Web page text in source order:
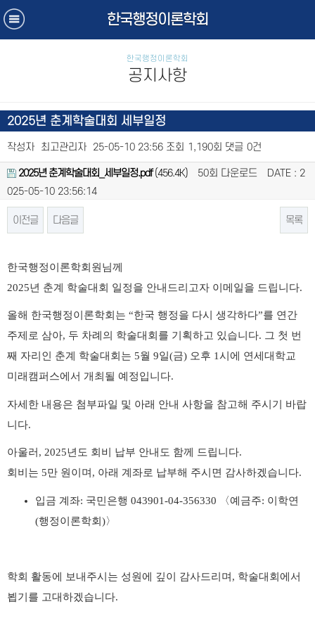
한국행정이론학회
한국행정이론학회
공지사항
2025년 춘계학술대회 세부일정
작성자 최고관리자 25-05-10 23:56 조회 1,190회 댓글 0건
2025년 춘계학술대회_세부일정.pdf(456.4K) 50회 다운로드
DATE : 2
025-05-10 23:56:14
이전글 다음글 목록
한국행정이론학회원님께
2025년 춘계 학술대회 일정을 안내드리고자 이메일을 드립니다.
올해 한국행정이론학회는 “한국 행정을 다시 생각하다”를 연간
주제로 삼아, 두 차례의 학술대회를 기획하고 있습니다. 그 첫 번
째 자리인 춘계 학술대회는 5월 9일(금) 오후 1시에 연세대학교
미래캠퍼스에서 개최될 예정입니다.
자세한 내용은 첨부파일 및 아래 안내 사항을 참고해 주시기 바랍
니다.
아울러 , 2025년도 회비 납부 안내도 함께 드립니다.
회비는 5만 원이며 , 아래 계좌로 납부해 주시면 감사하겠습니다.
입금 계좌: 국민은행 043901-04-356330 〈예금주: 이학연
(행정이론학회 )〉
학회 활동에 보내주시는 성원에 깊이 감사드리며 , 학술대회에서
뵙기를 고대하겠습니다.